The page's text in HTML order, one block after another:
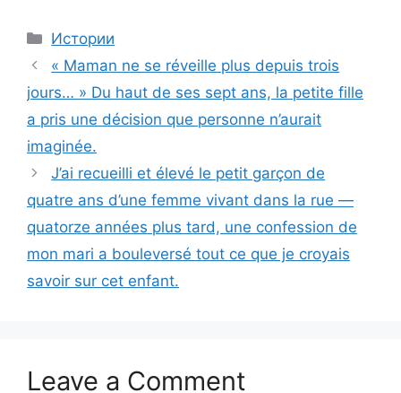
Categories
Истории
« Maman ne se réveille plus depuis trois
jours… » Du haut de ses sept ans, la petite fille
a pris une décision que personne n’aurait
imaginée.
J’ai recueilli et élevé le petit garçon de
quatre ans d’une femme vivant dans la rue —
quatorze années plus tard, une confession de
mon mari a bouleversé tout ce que je croyais
savoir sur cet enfant.
Leave a Comment